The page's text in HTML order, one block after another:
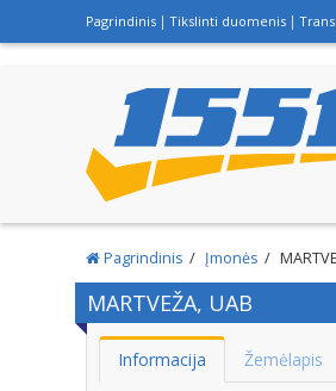
Pagrindinis Tikslinti duomenis
Pagrindinis Įmonės
MARTVEŽA, UAB
Informacija Žemėlapis